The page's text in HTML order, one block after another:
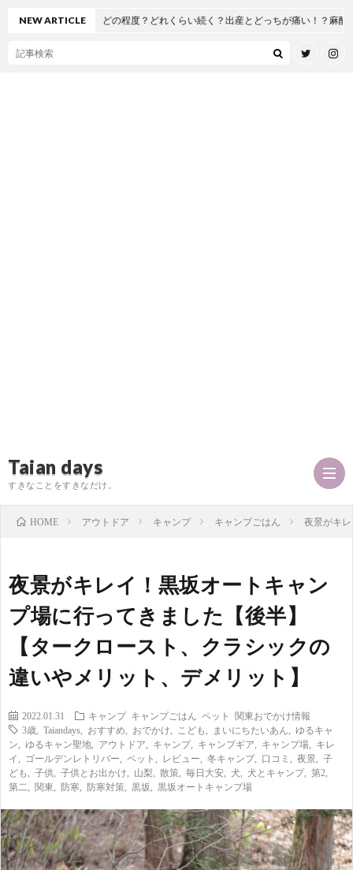
Taian days
すきなことをすきなだけ。
i
e
a
d
a
い
わ
せ
NEW ARTICLE
の程度？どれくらい続く？出産とどっちが痛い！？麻酔も痛い！？
HOME アウトドア キャンプ キャンプごはん 夜景がキ
夜景がキレイ！黒坂オートキャン
プ場に行ってきました【後半】
【タークロースト、クラシックの
違いやメリット、デメリット】
2022.01.31 キャンプ キャンプごはん ペット
関東おでかけ情報
3歳
Taiandays おすすめ おでかけ こども まいにちたいあん
ゆるキャ
ン
ゆるキャン聖地 アウトドア キャンプ, キャンプギア キャンプ場
キレ
イ
ゴールデンレトリバー ペット レビュー 冬キャンプ, 口コミ 夜景
子
ども
子供 子供とお出かけ 山梨 散策 毎日大安 犬 犬とキャンプ, 第2
第二
関東 防寒 防寒対策 黒坂 黒坂オートキャンプ場